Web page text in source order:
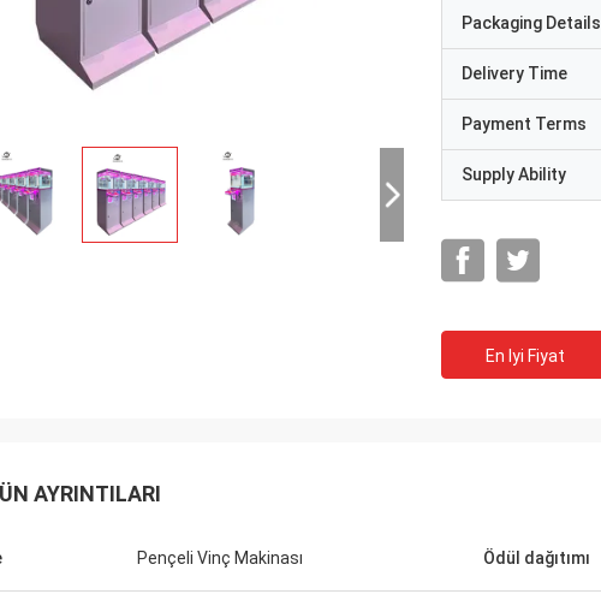
Packaging Details
Delivery Time
Payment Terms
Supply Ability
En Iyi Fiyat
AYRINTILARI
Pençeli Vinç Makinası Ödül dağıtımı